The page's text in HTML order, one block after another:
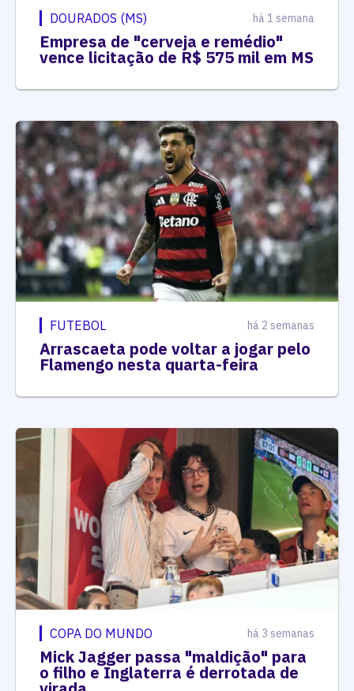
DOURADOS (MS) há 1 semana
Empresa de "cerveja e remédio"
vence licitação de R$ 575 mil em MS
FUTEBOL há 2 semanas
Arrascaeta pode voltar a jogar pelo
Flamengo nesta quarta-feira
COPA DO MUNDO há 3 semanas
Mick Jagger passa "maldição" para
o filho e Inglaterra é derrotada de